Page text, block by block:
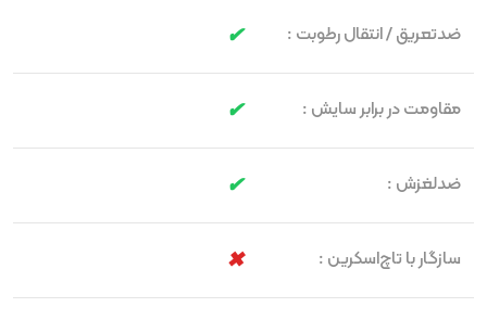
ضدتعریق / انتقال رطوبت :
مقاومت در برابر سایش :
ضدلغزش :
سازگار با تاچ‌اسکرین :